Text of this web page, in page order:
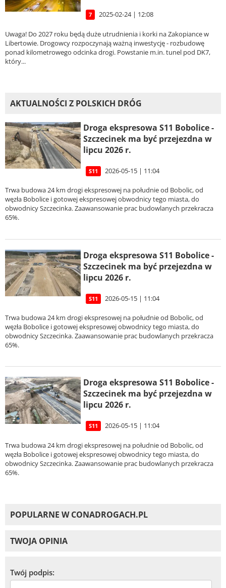
7 2025-02-24 | 12:08
Uwaga! Do 2027 roku będą duże utrudnienia i korki na Zakopiance w
Libertowie. Drogowcy rozpoczynają ważną inwestycję - rozbudowę
ponad kilometrowego odcinka drogi. Powstanie m.in. tunel pod DK7,
który...
AKTUALNOŚCI Z POLSKICH DRÓG
Droga ekspresowa S11 Bobolice -
Szczecinek ma być przejezdna w
lipcu 2026 r.
S11 2026-05-15 | 11:04
Trwa budowa 24 km drogi ekspresowej na południe od Bobolic, od
węzła Bobolice i gotowej ekspresowej obwodnicy tego miasta, do
obwodnicy Szczecinka. Zaawansowanie prac budowlanych przekracza
65%.
Droga ekspresowa S11 Bobolice -
Szczecinek ma być przejezdna w
lipcu 2026 r.
S11 2026-05-15 | 11:04
Trwa budowa 24 km drogi ekspresowej na południe od Bobolic, od
węzła Bobolice i gotowej ekspresowej obwodnicy tego miasta, do
obwodnicy Szczecinka. Zaawansowanie prac budowlanych przekracza
65%.
Droga ekspresowa S11 Bobolice -
Szczecinek ma być przejezdna w
lipcu 2026 r.
S11 2026-05-15 | 11:04
Trwa budowa 24 km drogi ekspresowej na południe od Bobolic, od
węzła Bobolice i gotowej ekspresowej obwodnicy tego miasta, do
obwodnicy Szczecinka. Zaawansowanie prac budowlanych przekracza
65%.
POPULARNE W CONADROGACH.PL
TWOJA OPINIA
Twój podpis: